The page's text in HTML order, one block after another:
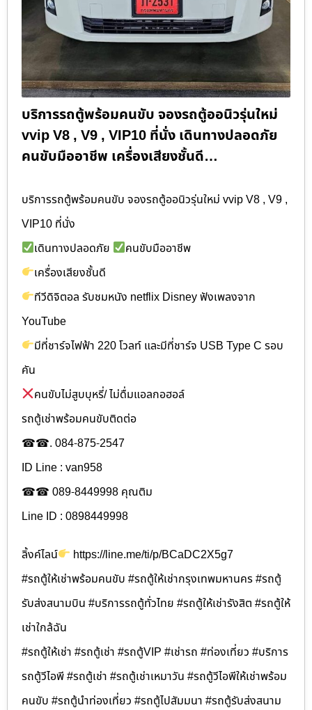
บริการรถตู้พร้อมคนขับ จองรถตู้ออนิวรุ่นใหม่
vvip V8 , V9 , VIP10 ที่นั่ง เดินทางปลอดภัย
คนขับมืออาชีพ เครื่องเสียงชั้นดี…
บริการรถตู้พร้อมคนขับ จองรถตู้ออนิวรุ่นใหม่ vvip V8 , V9 ,
VIP10 ที่นั่ง
เดินทางปลอดภัย
คนขับมืออาชีพ
เครื่องเสียงชั้นดี
ทีวีดิจิตอล รับชมหนัง netflix Disney ฟังเพลงจาก
YouTube
มีที่ชาร์จไฟฟ้า 220 โวลท์ และมีที่ชาร์จ USB Type C รอบ
คัน
คนขับไม่สูบบุหรี่/ ไม่ดื่มแอลกอฮอล์
รถตู้เช่าพร้อมคนขับติดต่อ
☎☎. 084-875-2547
ID Line : van958
☎☎ 089-8449998 คุณติม
Line ID : 0898449998
ลิ้งค์ไลน์
https://line.me/ti/p/BCaDC2X5g7
#รถตู้ให้เช่าพร้อมคนขับ #รถตู้ให้เช่ากรุงเทพมหานคร #รถตู้
รับส่งสนามบิน #บริการรถตู้ทั่วไทย #รถตู้ให้เช่ารังสิต #รถตู้ให้
เช่าใกล้ฉัน
#รถตู้ให้เช่า #รถตู้เช่า #รถตู้VIP #เช่ารถ #ท่องเที่ยว #บริการ
รถตู้วีไอพี #รถตู้เช่า #รถตู้เช่าเหมาวัน #รถตู้วีไอพีให้เช่าพร้อม
คนขับ #รถตู้นำท่องเที่ยว #รถตู้ไปสัมมนา #รถตู้รับส่งสนาม